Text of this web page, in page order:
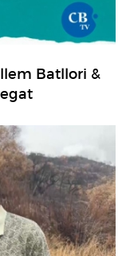
Batllori &